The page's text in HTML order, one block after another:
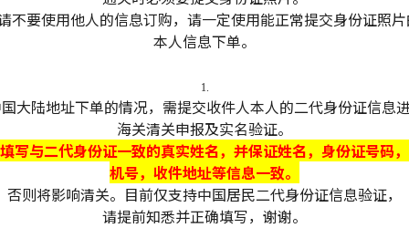
不要使用他人的信息订购，请一定使用能正常提交身份证照
本人信息下单。
1.
大陆地址下单的情况，需提交收件人本人的二代身份证信息
海关清关申报及实名验证。
写与二代身份证一致的真实姓名，并保证姓名，身份证号码
机号，收件地址等信息一致。
否则将影响清关。目前仅支持中国居民二代身份证信息验证，
请提前知悉并正确填写，谢谢。